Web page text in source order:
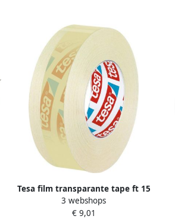
Tesa film transparante tape ft 15
mm x 33 m pak van 10 rolletjes
3 webshops
€ 9,01